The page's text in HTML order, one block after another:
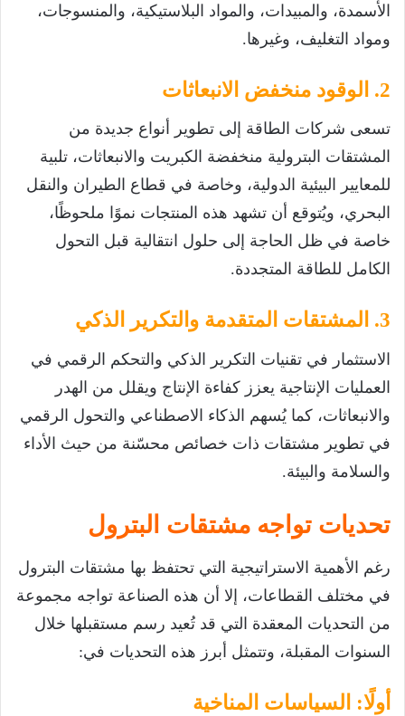
الأسمدة، والمبيدات، والمواد البلاستيكية، والمنسوجات،
ومواد التغليف، وغيرها.
2. الوقود منخفض الانبعاثات
تسعى شركات الطاقة إلى تطوير أنواع جديدة من
المشتقات البترولية منخفضة الكبريت والانبعاثات، تلبية
للمعايير البيئية الدولية، وخاصة في قطاع الطيران والنقل
البحري، ويُتوقع أن تشهد هذه المنتجات نموًا ملحوظًا،
خاصة في ظل الحاجة إلى حلول انتقالية قبل التحول
الكامل للطاقة المتجددة.
3. المشتقات المتقدمة والتكرير الذكي
الاستثمار في تقنيات التكرير الذكي والتحكم الرقمي في
العمليات الإنتاجية يعزز كفاءة الإنتاج ويقلل من الهدر
والانبعاثات، كما يُسهم الذكاء الاصطناعي والتحول الرقمي
في تطوير مشتقات ذات خصائص محسّنة من حيث الأداء
والسلامة والبيئة.
تحديات تواجه مشتقات البترول
رغم الأهمية الاستراتيجية التي تحتفظ بها مشتقات البترول
في مختلف القطاعات، إلا أن هذه الصناعة تواجه مجموعة
من التحديات المعقدة التي قد تُعيد رسم مستقبلها خلال
السنوات المقبلة، وتتمثل أبرز هذه التحديات في:
أولًا: السياسات المناخية